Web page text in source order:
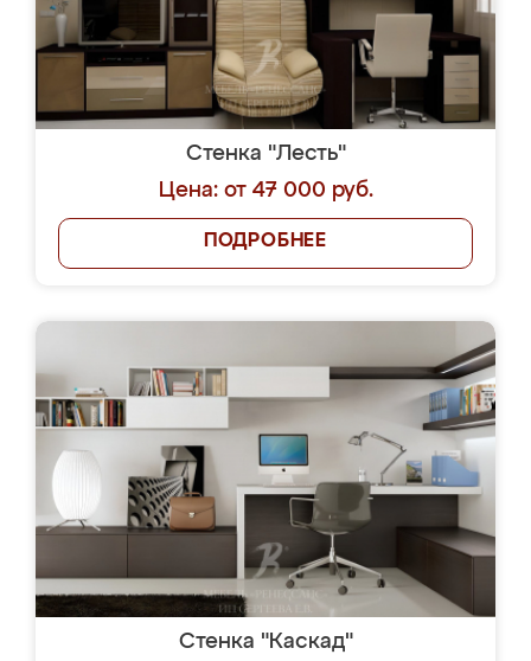
Стенка "Лесть"
Цена: от 47 000 руб.
ПОДРОБНЕЕ
Стенка "Каскад"